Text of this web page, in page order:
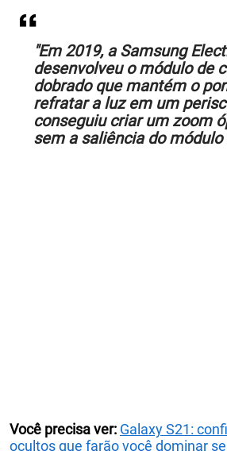
"Em 2019, a Samsung
desenvolveu o módulo de
dobrado que mantém o
refratar a luz em um
conseguiu criar um zoom
sem a saliência do módulo
Você precisa ver: Galaxy S21:
ocultos que farão você dominar